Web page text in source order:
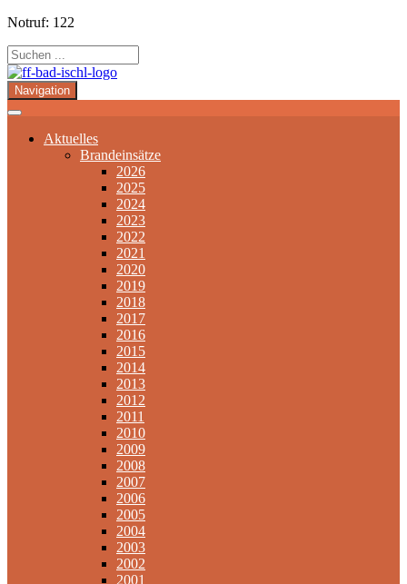
Notruf: 122
Navigation
Aktuelles
Brandeinsätze
2026
2025
2024
2023
2022
2021
2020
2019
2018
2017
2016
2015
2014
2013
2012
2011
2010
2009
2008
2007
2006
2005
2004
2003
2002
2001